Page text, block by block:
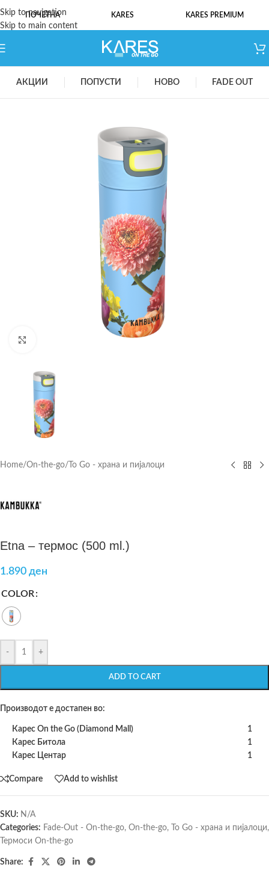
Skip to navigation
Skip to main content
ПОЧЕТНА KARES KARES PREMIUM
АКЦИИ ПОПУСТИ НОВО FADE OUT
Home/On-the-go/ To Go - храна и пијалоци
Etna – термос (500 ml.)
1.890 ден
COLOR
- +
ADD TO CART
Производот е достапен во:
Карес On the Go (Diamond Mall)
1
Карес Битола
1
Карес Центар
1
Compare Add to wishlist
SKU: N/A
Categories: Fade-Out - On-the-go, On-the-go, To Go - храна и пијалоци,
Термоси On-the-go
Share: